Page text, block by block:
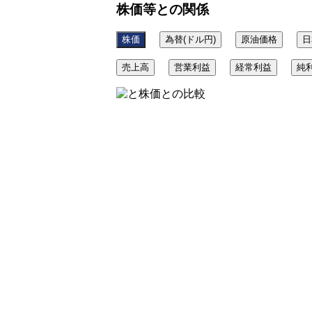
株価等との関係
株価 為替(ドル円) 原油価格
売上高 営業利益 経常利益 純